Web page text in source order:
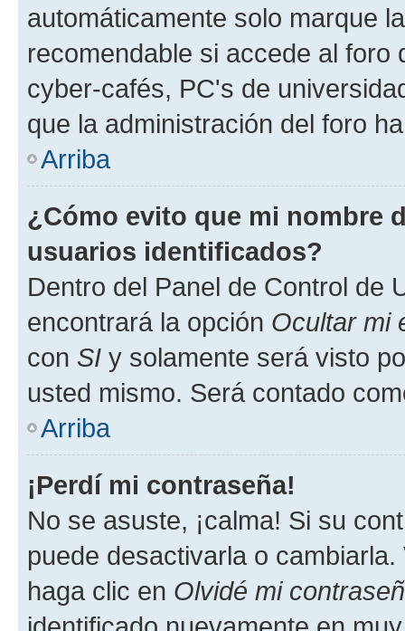
automáticamente solo marque
recomendable si accede al foro
cyber-cafés, PC's de
que la administración del foro
Arriba
¿Cómo evito que mi nombre
usuarios identificados?
Dentro del Panel de Control de
encontrará la opción Ocultar mi
con SI y solamente será visto
usted mismo. Será contado
Arriba
¡Perdí mi contraseña!
No se asuste, ¡calma! Si su
puede desactivarla o
haga clic en Olvidé mi